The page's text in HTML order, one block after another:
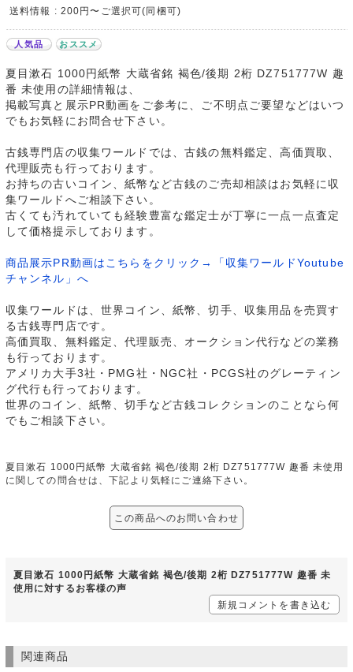
送料情報 : 200円〜ご選択可(同梱可)
人気品 おススメ
夏目漱石 1000円紙幣 大蔵省銘 褐色/後期 2桁 DZ751777W 趣
番 未使用の詳細情報は、
掲載写真と展示PR動画をご参考に、ご不明点ご要望などはいつ
でもお気軽にお問合せ下さい。
古銭専門店の収集ワールドでは、古銭の無料鑑定、高価買取、
代理販売も行っております。
お持ちの古いコイン、紙幣など古銭のご売却相談はお気軽に収
集ワールドへご相談下さい。
古くても汚れていても経験豊富な鑑定士が丁寧に一点一点査定
して価格提示しております。
商品展示PR動画はこちらをクリック→「収集ワールドYoutube
チャンネル」へ
収集ワールドは、世界コイン、紙幣、切手、収集用品を売買す
る古銭専門店です。
高価買取、無料鑑定、代理販売、オークション代行などの業務
も行っております。
アメリカ大手3社・PMG社・NGC社・PCGS社のグレーティン
グ代行も行っております。
世界のコイン、紙幣、切手など古銭コレクションのことなら何
でもご相談下さい。
夏目漱石 1000円紙幣 大蔵省銘 褐色/後期 2桁 DZ751777W 趣番 未使用
に関しての問合せは、下記より気軽にご連絡下さい。
この商品へのお問い合わせ
夏目漱石 1000円紙幣 大蔵省銘 褐色/後期 2桁 DZ751777W 趣番 未
使用に対するお客様の声
新規コメントを書き込む
関連商品